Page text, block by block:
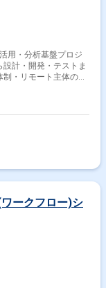
計・開発・テストま
・リモート主体の環
ークフロー)シ